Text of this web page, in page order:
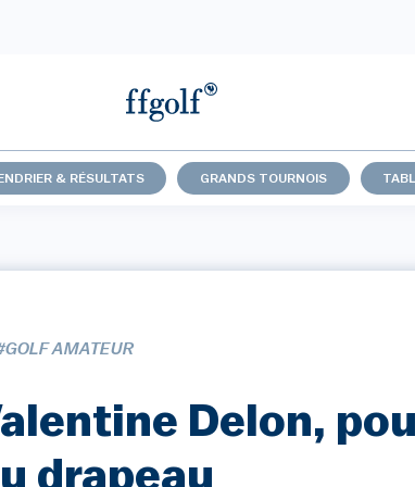
& RÉSULTATS GRANDS TOURNOIS
AMATEUR
Delon,
drapeau